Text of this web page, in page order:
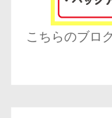
こちらのブロ